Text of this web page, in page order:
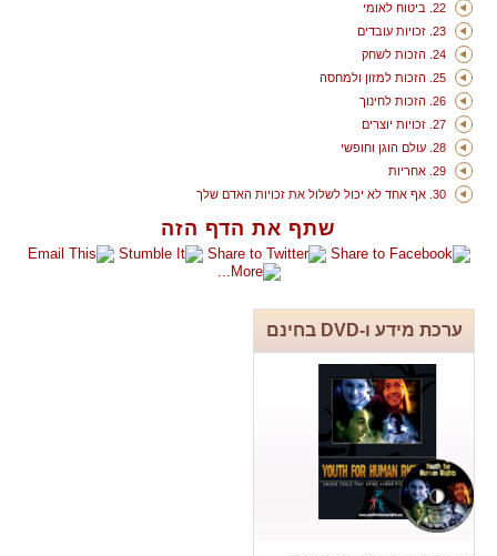
שתף את הדף הזה
ערכת מידע ו-DVD בחינם
22. ביטוח לאומי
23. זכויות עובדים
24. הזכות לשחק
25. הזכות למזון ולמחסה
26. הזכות לחינוך
27. זכויות יוצרים
28. עולם הוגן וחופשי
29. אחריות
30. אף אחד לא יכול לשלול את זכויות האדם שלך